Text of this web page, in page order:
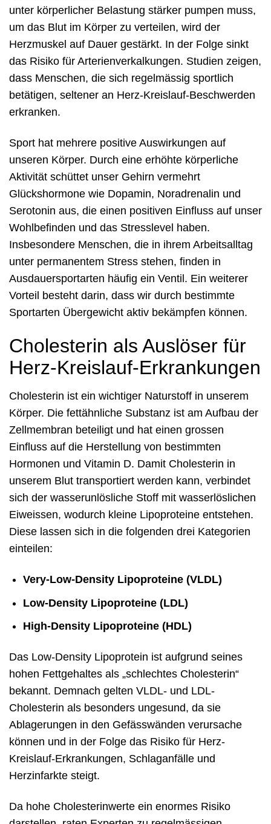
unter körperlicher Belastung stärker pumpen muss,
um das Blut im Körper zu verteilen, wird der
Herzmuskel auf Dauer gestärkt. In der Folge sinkt
das Risiko für Arterienverkalkungen. Studien zeigen,
dass Menschen, die sich regelmässig sportlich
betätigen, seltener an Herz-Kreislauf-Beschwerden
erkranken.
Sport hat mehrere positive Auswirkungen auf
unseren Körper. Durch eine erhöhte körperliche
Aktivität schüttet unser Gehirn vermehrt
Glückshormone wie Dopamin, Noradrenalin und
Serotonin aus, die einen positiven Einfluss auf unser
Wohlbefinden und das Stresslevel haben.
Insbesondere Menschen, die in ihrem Arbeitsalltag
unter permanentem Stress stehen, finden in
Ausdauersportarten häufig ein Ventil. Ein weiterer
Vorteil besteht darin, dass wir durch bestimmte
Sportarten Übergewicht aktiv bekämpfen können.
Cholesterin als Auslöser für
Herz-Kreislauf-Erkrankungen
Cholesterin ist ein wichtiger Naturstoff in unserem
Körper. Die fettähnliche Substanz ist am Aufbau der
Zellmembran beteiligt und hat einen grossen
Einfluss auf die Herstellung von bestimmten
Hormonen und Vitamin D. Damit Cholesterin in
unserem Blut transportiert werden kann, verbindet
sich der wasserunlösliche Stoff mit wasserlöslichen
Eiweissen, wodurch kleine Lipoproteine entstehen.
Diese lassen sich in die folgenden drei Kategorien
einteilen:
Very-Low-Density Lipoproteine (VLDL)
Low-Density Lipoproteine (LDL)
High-Density Lipoproteine (HDL)
Das Low-Density Lipoprotein ist aufgrund seines
hohen Fettgehaltes als „schlechtes Cholesterin“
bekannt. Demnach gelten VLDL- und LDL-
Cholesterin als besonders ungesund, da sie
Ablagerungen in den Gefässwänden verursache
können und in der Folge das Risiko für Herz-
Kreislauf-Erkrankungen, Schlaganfälle und
Herzinfarkte steigt.
Da hohe Cholesterinwerte ein enormes Risiko